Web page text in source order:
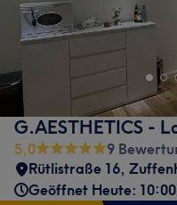
G.AESTHETICS -
5,0
9
Rütlistraße 16,
Geöffnet Heute: